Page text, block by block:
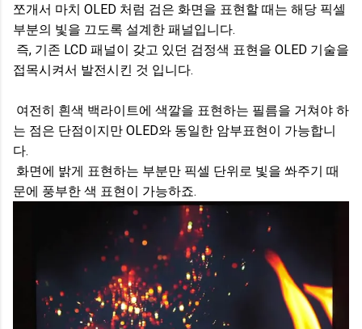
쪼개서 마치 OLED 처럼 검은 화면을 표현할 때는 해당 픽셀
부분의 빛을 끄도록 설계한 패널입니다.
즉, 기존 LCD 패널이 갖고 있던 검정색 표현을 OLED 기술을
접목시켜서 발전시킨 것 입니다.
여전히 흰색 백라이트에 색깔을 표현하는 필름을 거쳐야 하
는 점은 단점이지만 OLED와 동일한 암부표현이 가능합니
다.
화면에 밝게 표현하는 부분만 픽셀 단위로 빛을 쏴주기 때
문에 풍부한 색 표현이 가능하죠.